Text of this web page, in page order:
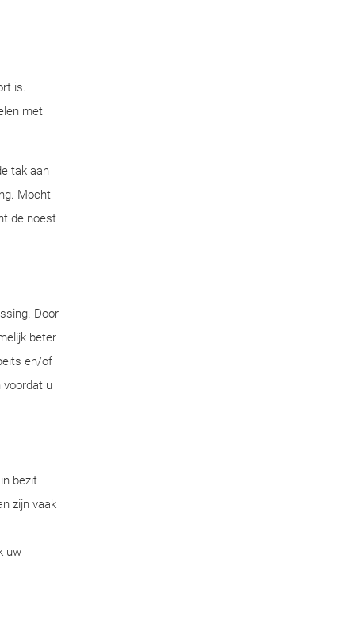
is.
met
tak aan
Mocht
de noest
Door
beter
en/of
voordat u
bezit
zijn vaak
uw